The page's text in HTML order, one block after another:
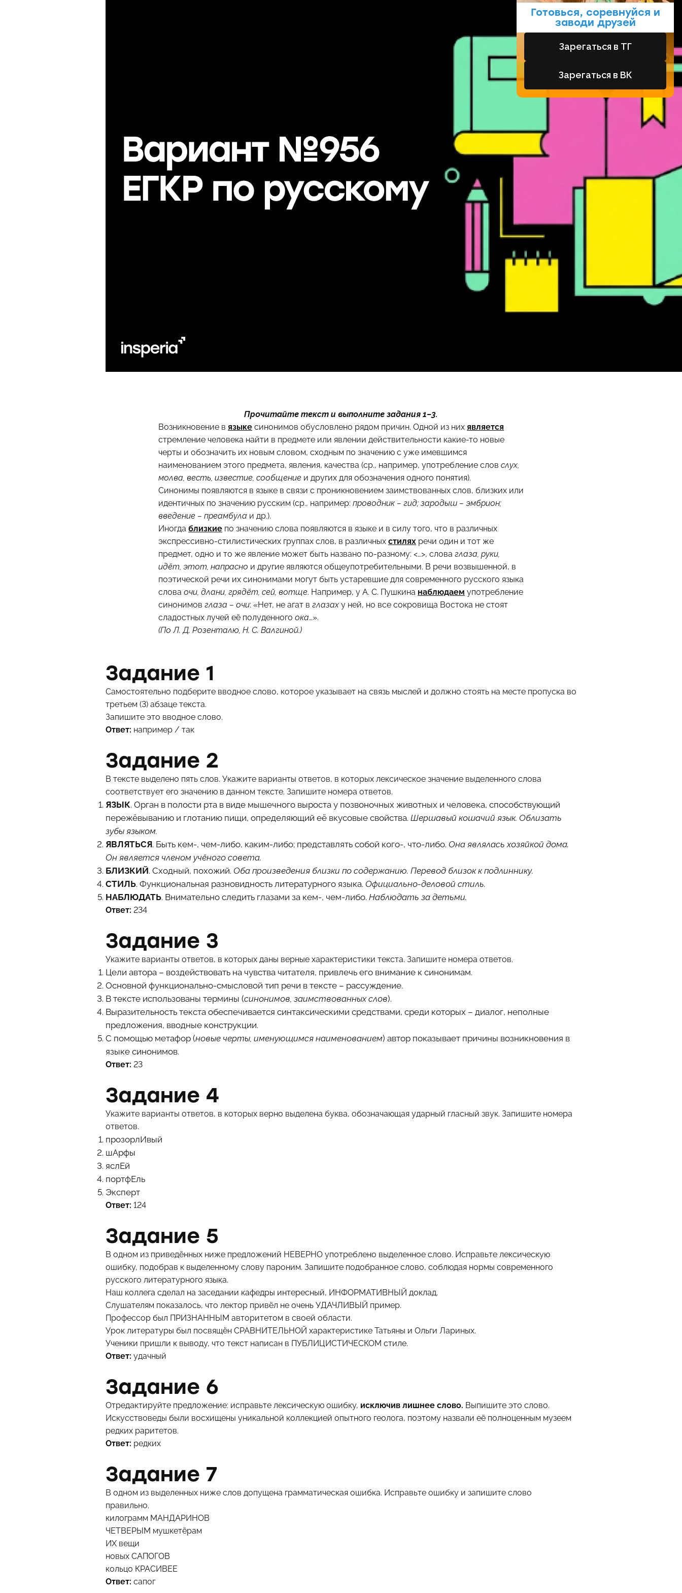
Прочитайте текст и выполните задания 1–3.
Возникновение в языке синонимов обусловлено рядом причин. Одной из них является
стремление человека найти в предмете или явлении действительности какие-то новые
черты и обозначить их новым словом, сходным по значению с уже имевшимся
наименованием этого предмета, явления, качества (ср., например, употребление слов слух,
молва, весть, известие, сообщение и других для обозначения одного понятия).
Синонимы появляются в языке в связи с проникновением заимствованных слов, близких или
идентичных по значению русским (ср., например: проводник – гид; зародыш – эмбрион;
введение – преамбула и др.).
Иногда близкие по значению слова появляются в языке и в силу того, что в различных
экспрессивно-стилистических группах слов, в различных стилях речи один и тот же
предмет, одно и то же явление может быть названо по-разному: <…>, слова глаза, руки,
идёт, этот, напрасно и другие являются общеупотребительными. В речи возвышенной, в
поэтической речи их синонимами могут быть устаревшие для современного русского языка
слова очи, длани, грядёт, сей, вотще. Например, у А. С. Пушкина наблюдаем употребление
синонимов глаза – очи: «Нет, не агат в глазах у ней, но все сокровища Востока не стоят
сладостных лучей её полуденного ока…».
(По Л. Д. Розенталю, Н. С. Валгиной.)
Задание 1
Самостоятельно подберите вводное слово, которое указывает на связь мыслей и должно стоять на месте пропуска во
третьем (3) абзаце текста.
Запишите это вводное слово.
Ответ: например / так
Задание 2
В тексте выделено пять слов. Укажите варианты ответов, в которых лексическое значение выделенного слова
соответствует его значению в данном тексте. Запишите номера ответов.
ЯЗЫК. Орган в полости рта в виде мышечного выроста у позвоночных животных и человека, способствующий
пережёвыванию и глотанию пищи, определяющий её вкусовые свойства. Шершавый кошачий язык. Облизать
зубы языком.
ЯВЛЯТЬСЯ. Быть кем-, чем-либо, каким-либо; представлять собой кого-, что-либо. Она являлась хозяйкой дома.
Он является членом учёного совета.
БЛИЗКИЙ. Сходный, похожий. Оба произведения близки по содержанию. Перевод близок к подлиннику.
СТИЛЬ. Функциональная разновидность литературного языка. Официально-деловой стиль.
НАБЛЮДАТЬ. Внимательно следить глазами за кем-, чем-либо. Наблюдать за детьми.
Ответ: 234
Задание 3
Укажите варианты ответов, в которых даны верные характеристики текста. Запишите номера ответов.
Цели автора – воздействовать на чувства читателя, привлечь его внимание к синонимам.
Основной функционально-смысловой тип речи в тексте – рассуждение.
В тексте использованы термины (синонимов, заимствованных слов).
Выразительность текста обеспечивается синтаксическими средствами, среди которых – диалог, неполные
предложения, вводные конструкции.
С помощью метафор (новые черты, именующимся наименованием) автор показывает причины возникновения в
языке синонимов.
Ответ: 23
Задание 4
Укажите варианты ответов, в которых верно выделена буква, обозначающая ударный гласный звук. Запишите номера
ответов.
прозорлИвый
шАрфы
яслЕй
портфЕль
Эксперт
Ответ: 124
Задание 5
В одном из приведённых ниже предложений НЕВЕРНО употреблено выделенное слово. Исправьте лексическую
ошибку, подобрав к выделенному слову пароним. Запишите подобранное слово, соблюдая нормы современного
русского литературного языка.
Наш коллега сделал на заседании кафедры интересный, ИНФОРМАТИВНЫЙ доклад.
Слушателям показалось, что лектор привёл не очень УДАЧЛИВЫЙ пример.
Профессор был ПРИЗНАННЫМ авторитетом в своей области.
Урок литературы был посвящён СРАВНИТЕЛЬНОЙ характеристике Татьяны и Ольги Лариных.
Ученики пришли к выводу, что текст написан в ПУБЛИЦИСТИЧЕСКОМ стиле.
Ответ: удачный
Задание 6
Отредактируйте предложение: исправьте лексическую ошибку, исключив лишнее слово. Выпишите это слово.
Искусствоведы были восхищены уникальной коллекцией опытного геолога, поэтому назвали её полноценным музеем
редких раритетов.
Ответ: редких
Задание 7
В одном из выделенных ниже слов допущена грамматическая ошибка. Исправьте ошибку и запишите слово
правильно.
килограмм МАНДАРИНОВ
ЧЕТВЕРЫМ мушкетёрам
ИХ вещи
новых САПОГОВ
кольцо КРАСИВЕЕ
Ответ: сапог
Готовься, соревнуйся и
заводи друзей
Зарегаться в ТГ
Зарегаться в ВК